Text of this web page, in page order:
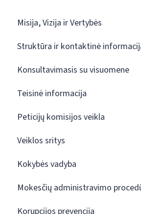
Misija, Vizija ir Vertybės
Struktūra ir kontaktinė
Konsultavimasis su visuomene
Teisinė informacija
Peticijų komisijos veikla
Veiklos sritys
Kokybės vadyba
Mokesčių administravimo
Korupcijos prevencija